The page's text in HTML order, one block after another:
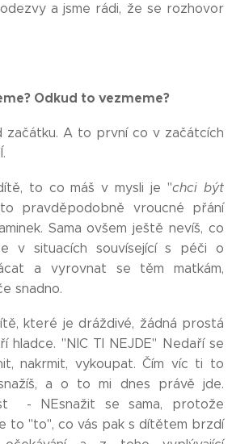
a jsme rádi, že se rozhovor
Odkud to vezmeme?
začátku. A to první co v začátcích
to co máš v mysli je "chci být
pravděpodobně vroucné přání
Sama ovšem ještě nevíš, co
v situacích souvísející s péči o
a vyrovnat se těm matkám,
snadno.
které je dráždivé, žádná prostá
hladce. "NIC TI NEJDE" Nedaří se
nakrmit, vykoupat. Čím víc ti to
a o to mi dnes právě jde.
- NEsnažit se sama, protože
to "to", co vás pak s dítětem brzdí